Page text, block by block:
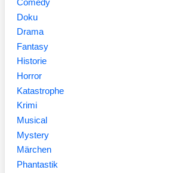
Comedy
Doku
Drama
Fantasy
Historie
Horror
Katastrophe
Krimi
Musical
Mystery
Märchen
Phantastik